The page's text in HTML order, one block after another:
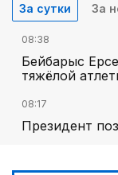
За сутки За
08:38
Бейбарыс
тяжёлой
08:17
Президент